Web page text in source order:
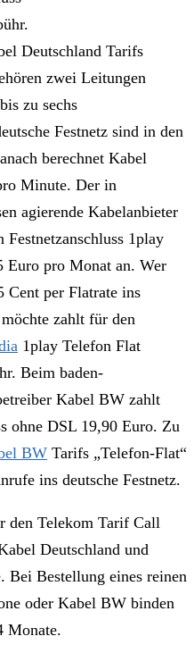
Deutschland Tarifs
zwei Leitungen
zu sechs
Festnetz sind in den
berechnet Kabel
Minute. Der in
agierende Kabelanbieter
1play
Euro pro Monat an. Wer
Cent per Flatrate ins
zahlt für den
1play Telefon Flat
Beim baden-
Kabel BW zahlt
ohne DSL 19,90 Euro. Zu
BW Tarifs „Telefon-Flat“
ins deutsche Festnetz.
den Telekom Tarif Call
Deutschland und
Bei Bestellung eines reinen
oder Kabel BW binden
Monate.